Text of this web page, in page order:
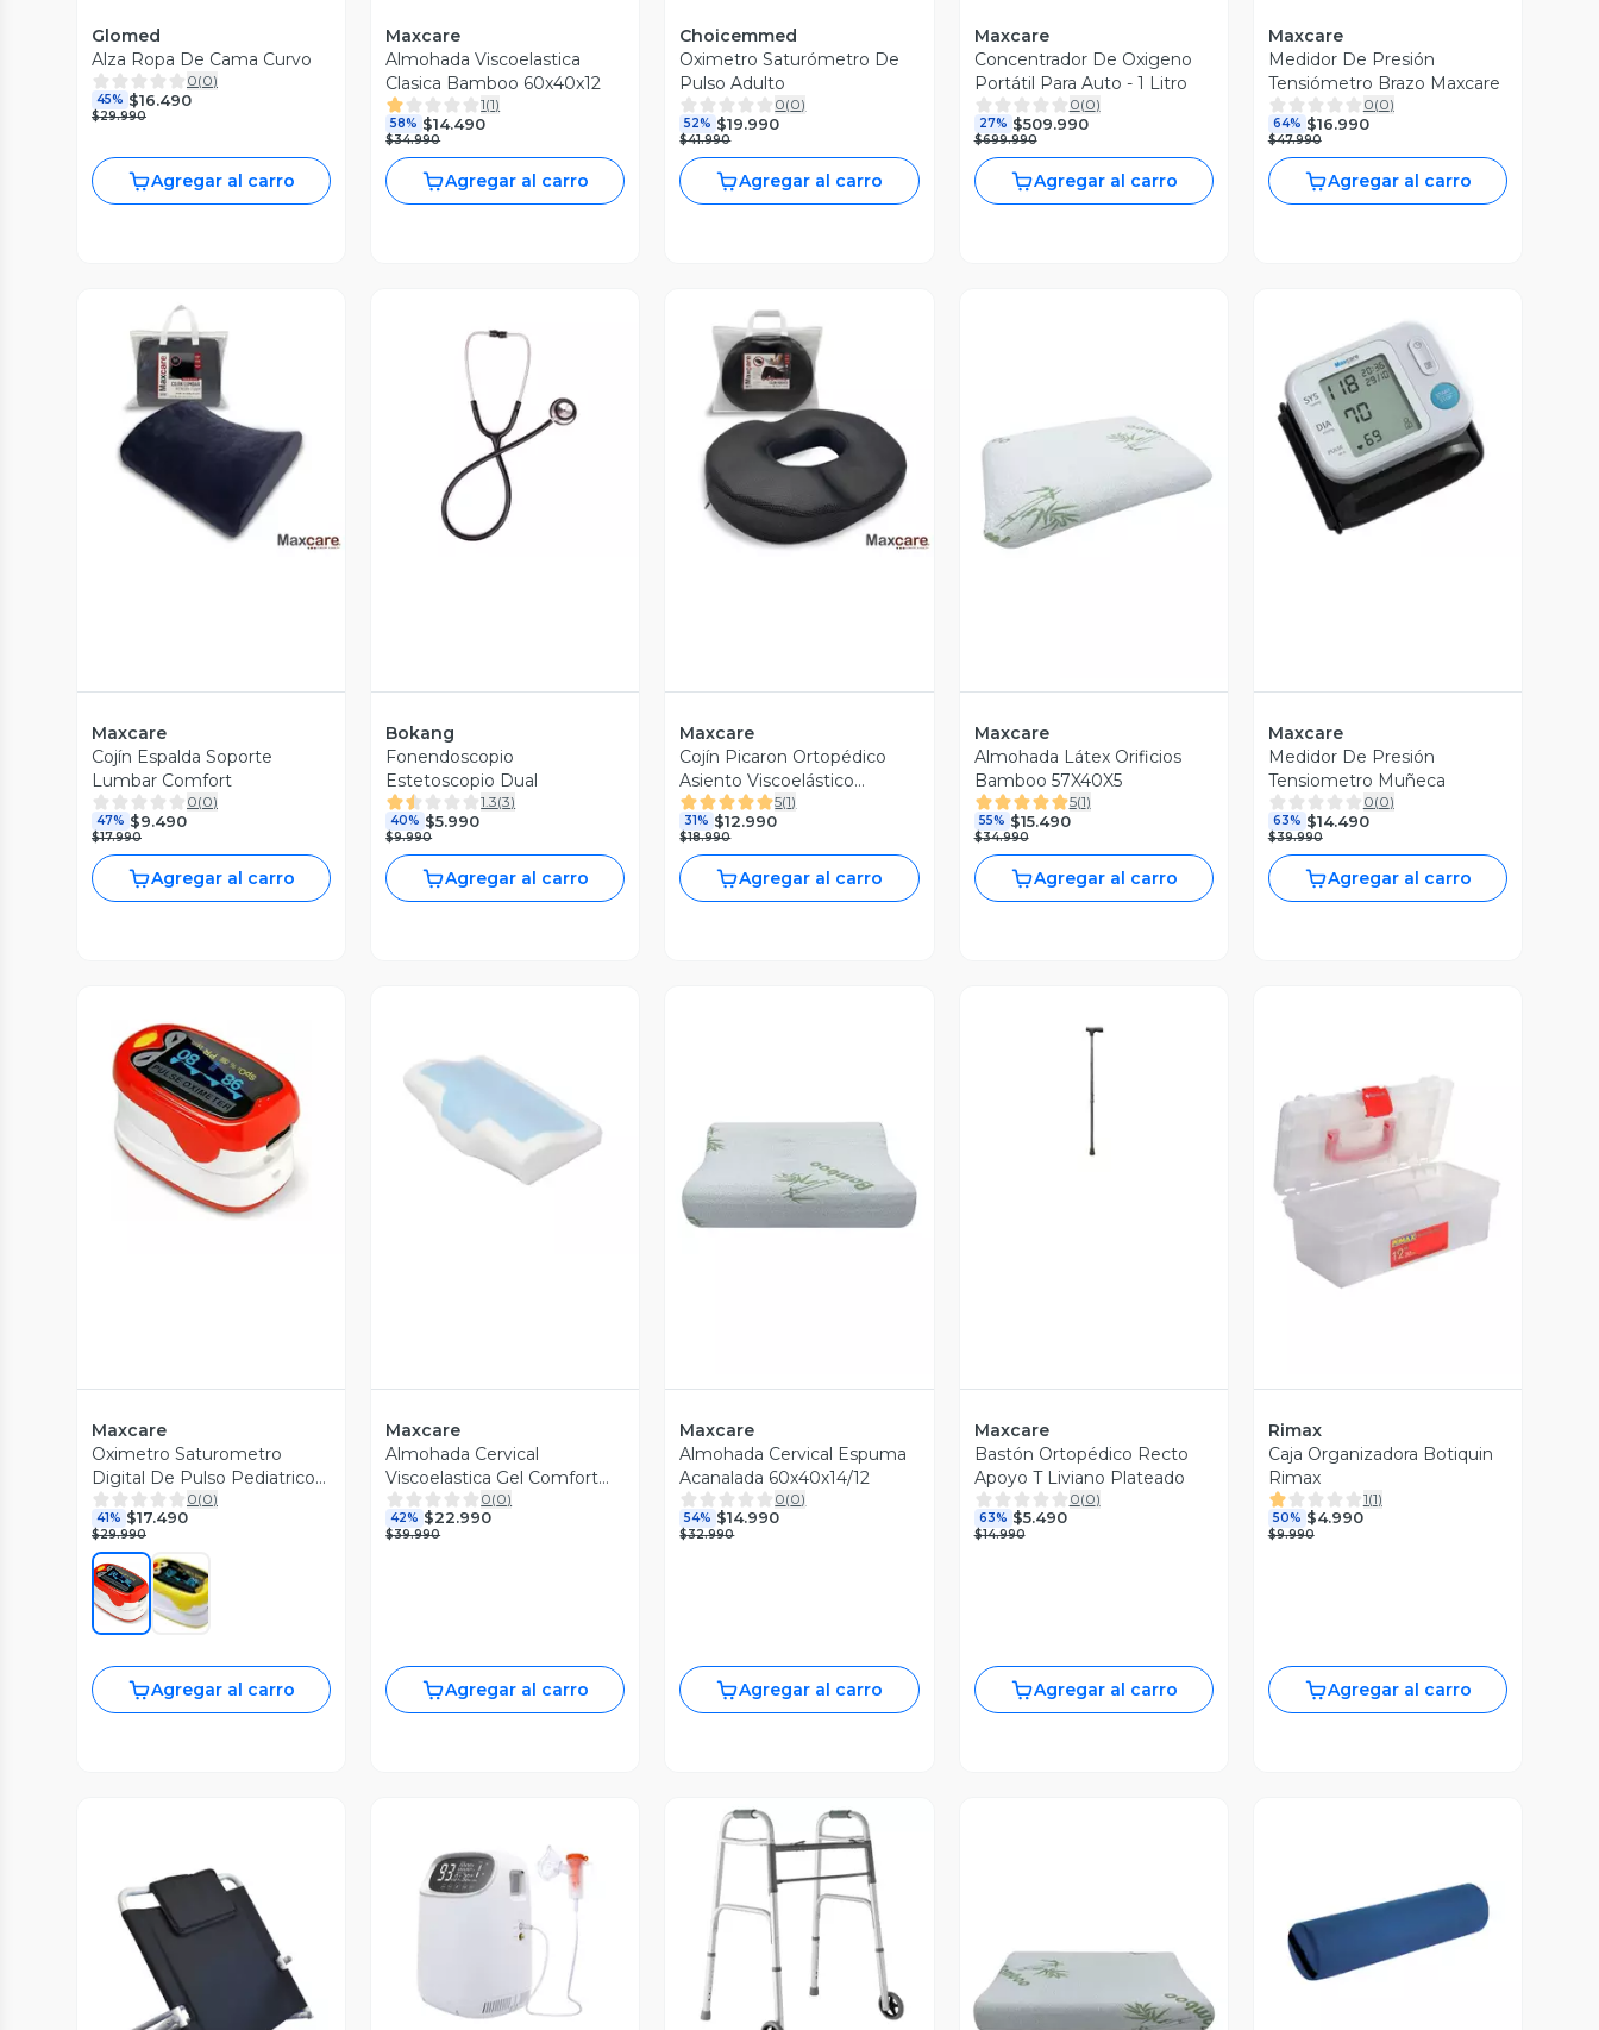
Glomed
Alza Ropa De Cama Curvo
0(0)
45% $16.490
$29.990
Agregar al carro
Maxcare
Almohada Viscoelastica
Clasica Bamboo 60x40x12
1(1)
58% $14.490
$34.990
Agregar al carro
Choicemmed
Oximetro Saturómetro De
Pulso Adulto
0(0)
52% $19.990
$41.990
Agregar al carro
Maxcare
Concentrador De Oxigeno
Portátil Para Auto - 1 Litro
0(0)
27% $509.990
$699.990
Agregar al carro
Maxcare
Medidor De Presión
Tensiómetro Brazo Maxcare
0(0)
64% $16.990
$47.990
Agregar al carro
Vista Previa
Maxcare
Cojín Espalda Soporte
Lumbar Comfort
0(0)
47% $9.490
$17.990
Agregar al carro
Vista Previa
Bokang
Fonendoscopio
Estetoscopio Dual
1.3(3)
40% $5.990
$9.990
Agregar al carro
Vista Previa
Maxcare
Cojín Picaron Ortopédico
Asiento Viscoelástico
44x35x7
5(1)
31% $12.990
$18.990
Agregar al carro
Vista Previa
Maxcare
Almohada Látex Orificios
Bamboo 57X40X5
5(1)
55% $15.490
$34.990
Agregar al carro
Vista Previa
Maxcare
Medidor De Presión
Tensiometro Muñeca
0(0)
63% $14.490
$39.990
Agregar al carro
Vista Previa
Maxcare
Oximetro Saturometro
Digital De Pulso Pediatrico
Infantil Niño0(0)
41% $17.490
$29.990
Agregar al carro
Vista Previa
Maxcare
Almohada Cervical
Viscoelastica Gel Comfort
60x38x12/8 0(0)
42% $22.990
$39.990
Agregar al carro
Vista Previa
Maxcare
Almohada Cervical Espuma
Acanalada 60x40x14/12
0(0)
54% $14.990
$32.990
Agregar al carro
Vista Previa
Maxcare
Bastón Ortopédico Recto
Apoyo T Liviano Plateado
0(0)
63% $5.490
$14.990
Agregar al carro
Rimax
Caja Organizadora Botiquin
Rimax
1(1)
50% $4.990
$9.990
Agregar al carro
Vista Previa
Vista Previa
Vista Previa
Vista Previa